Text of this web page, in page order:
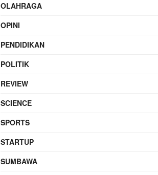
OLAHRAGA
OPINI
PENDIDIKAN
POLITIK
REVIEW
SCIENCE
SPORTS
STARTUP
SUMBAWA